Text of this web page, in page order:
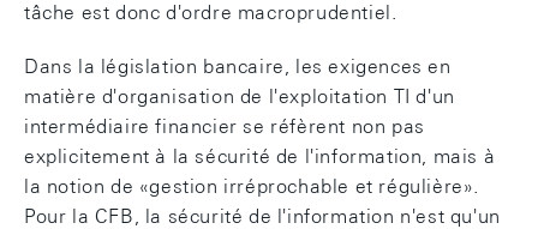
tâche est donc d'ordre macroprudentiel.
Dans la législation bancaire, les exigences en
matière d'organisation de l'exploitation TI d'un
intermédiaire financier se réfèrent non pas
explicitement à la sécurité de l'information, mais à
la notion de «gestion irréprochable et régulière».
Pour la CFB, la sécurité de l'information n'est qu'un